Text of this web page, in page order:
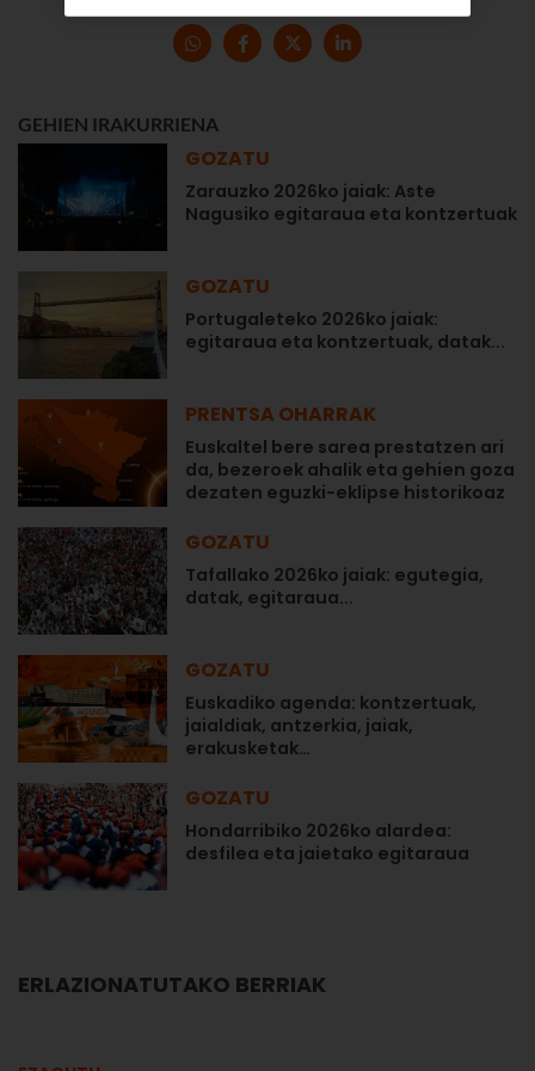
GEHIEN IRAKURRIENA
GOZATU
Zarauzko 2026ko jaiak: Aste
Nagusiko egitaraua eta kontzertuak
GOZATU
Portugaleteko 2026ko jaiak:
egitaraua eta kontzertuak, datak...
PRENTSA OHARRAK
Euskaltel bere sarea prestatzen ari
da, bezeroek ahalik eta gehien goza
dezaten eguzki-eklipse historikoaz
GOZATU
Tafallako 2026ko jaiak: egutegia,
datak, egitaraua...
GOZATU
Euskadiko agenda: kontzertuak,
jaialdiak, antzerkia, jaiak,
erakusketak…
GOZATU
Hondarribiko 2026ko alardea:
desfilea eta jaietako egitaraua
ERLAZIONATUTAKO BERRIAK